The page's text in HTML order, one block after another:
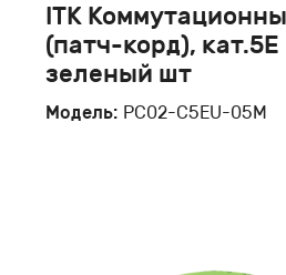
ITK
(патч-корд), кат.5Е
зеленый шт
Модель: PC02-C5EU-05M